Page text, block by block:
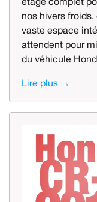
nos hivers
vaste espace
attendent pour
du véhicule
Lire plus →